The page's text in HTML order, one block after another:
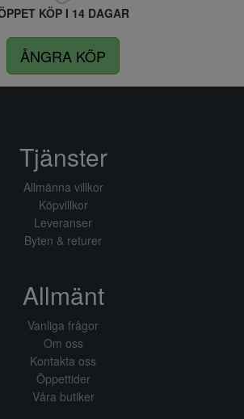
KÖP I 14 DAGAR
ÅNGRA KÖP
Tjänster
Allmänna villkor
Köpvillkor
Leveranser
Byten & returer
Allmänt
Vanliga frågor
Om oss
Kontakta oss
Öppettider
Våra butiker